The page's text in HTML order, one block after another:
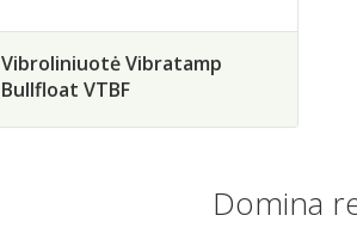
Vibroliniuotė Vibratamp
Bullfloat VTBF
Domina